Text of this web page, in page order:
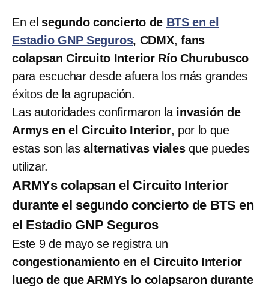
En el segundo concierto de BTS en el
Estadio GNP Seguros, CDMX,fans
colapsan Circuito Interior Río Churubusco
para escuchar desde afuera los más grandes
éxitos de la agrupación.
Las autoridades confirmaron la invasión de
Armys en el Circuito Interior, por lo que
estas son lasalternativas vialesque puedes
utilizar.
ARMYs colapsan el Circuito Interior
durante el segundo concierto de BTS en
el Estadio GNP Seguros
Este 9 de mayo se registra un
congestionamiento en el Circuito Interior
luego de que ARMYs lo colapsaron durante